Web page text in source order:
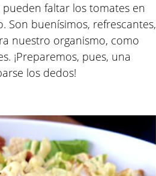
faltar los tomates en
Son buenísimos, refrescantes,
nuestro organismo, como
¡Preparemos, pues, una
los dedos!